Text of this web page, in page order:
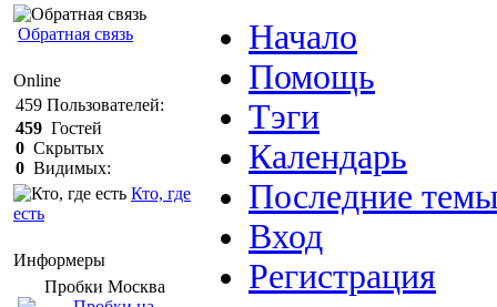
Обратная связь
Online
459 Пользователей:
459 Гостей
0 Скрытых
0 Видимых:
Кто, где
есть
Информеры
Пробки Mосква
Начало
Помощь
Тэги
Календарь
Последние
Вход
Регистрация